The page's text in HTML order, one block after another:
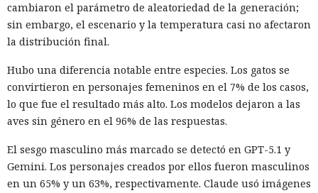
cambiaron el parámetro de aleatoriedad de la generación;
sin embargo, el escenario y la temperatura casi no afectaron
la distribución final.
Hubo una diferencia notable entre especies. Los gatos se
convirtieron en personajes femeninos en el 7% de los casos,
lo que fue el resultado más alto. Los modelos dejaron a las
aves sin género en el 96% de las respuestas.
El sesgo masculino más marcado se detectó en GPT-5.1 y
Gemini. Los personajes creados por ellos fueron masculinos
en un 65% y un 63%, respectivamente. Claude usó imágenes